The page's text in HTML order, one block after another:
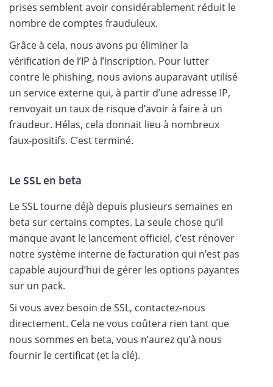
prises semblent avoir considérablement réduit le
nombre de comptes frauduleux.
Grâce à cela, nous avons pu éliminer la
vérification de l’IP à l’inscription. Pour lutter
contre le phishing, nous avions auparavant utilisé
un service externe qui, à partir d’une adresse IP,
renvoyait un taux de risque d’avoir à faire à un
fraudeur. Hélas, cela donnait lieu à nombreux
faux-positifs. C’est terminé.
Le SSL en beta
Le SSL tourne déjà depuis plusieurs semaines en
beta sur certains comptes. La seule chose qu’il
manque avant le lancement officiel, c’est rénover
notre système interne de facturation qui n’est pas
capable aujourd’hui de gérer les options payantes
sur un pack.
Si vous avez besoin de SSL, contactez-nous
directement. Cela ne vous coûtera rien tant que
nous sommes en beta, vous n’aurez qu’à nous
fournir le certificat (et la clé).